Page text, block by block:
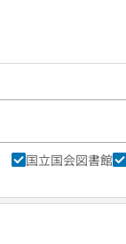
国立国会図書館